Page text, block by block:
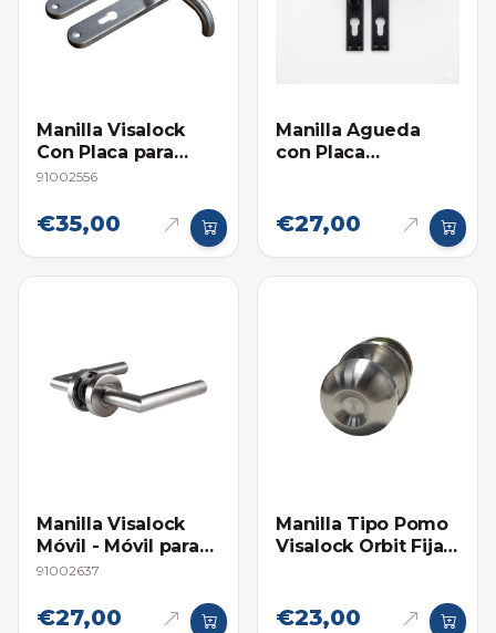
Manilla Visalock
Con Placa para
Cerraduras de
91002556
€35,00
Manilla Agueda
con Placa
€27,00
Manilla Visalock
Móvil - Móvil para
Cerraduras de
91002637
€27,00
Manilla Tipo Pomo
Visalock Orbit Fija /
€23,00